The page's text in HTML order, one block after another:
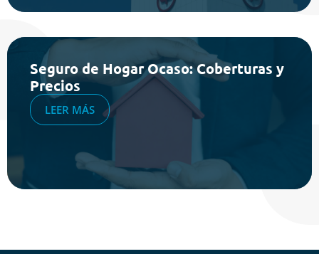
Seguro de Hogar Ocaso: Coberturas y
Precios
LEER MÁS